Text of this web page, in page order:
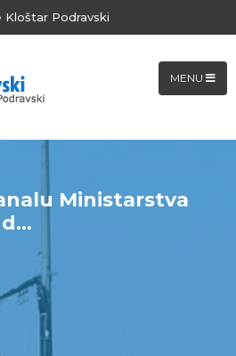
Kloštar Podravski
MENU
Ministarstva